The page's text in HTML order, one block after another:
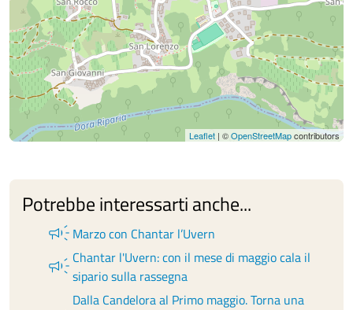
Leaflet| ©OpenStreetMapcontributors
Potrebbe interessarti anche...
campaign Marzo con Chantar l’Uvern
campaign Chantar l'Uvern: con il mese di maggio cala il
sipario sulla rassegna
Dalla Candelora al Primo maggio. Torna una